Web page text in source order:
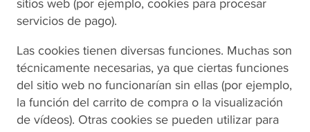
servicios de pago).
Las cookies tienen diversas funciones. Muchas son
técnicamente necesarias, ya que ciertas funciones
del sitio web no funcionarían sin ellas (por ejemplo,
la función del carrito de compra o la visualización
de vídeos). Otras cookies se pueden utilizar para